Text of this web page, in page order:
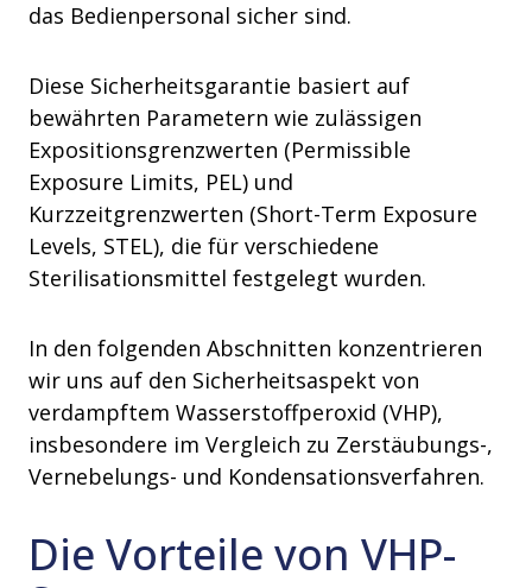
das Bedienpersonal sicher sind.
Diese Sicherheitsgarantie basiert auf
bewährten Parametern wie zulässigen
Expositionsgrenzwerten (Permissible
Exposure Limits, PEL) und
Kurzzeitgrenzwerten (Short-Term Exposure
Levels, STEL), die für verschiedene
Sterilisationsmittel festgelegt wurden.
In den folgenden Abschnitten konzentrieren
wir uns auf den Sicherheitsaspekt von
verdampftem Wasserstoffperoxid (VHP),
insbesondere im Vergleich zu Zerstäubungs-,
Vernebelungs- und Kondensationsverfahren.
Die Vorteile von VHP-